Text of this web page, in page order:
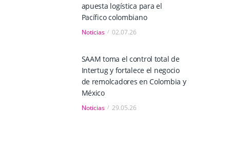
apuesta logística para el
Pacífico colombiano
Noticias 02.07.26
SAAM toma el control total de
Intertug y fortalece el negocio
de remolcadores en Colombia y
México
Noticias 29.05.26